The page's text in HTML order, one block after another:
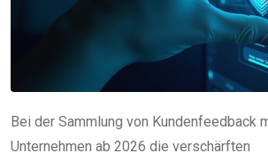
Bei der Sammlung von Kundenfeedback
Unternehmen ab 2026 die verschärften